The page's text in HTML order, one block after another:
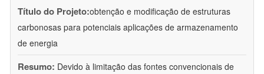
Título do Projeto:obtenção e modificação de estruturas
carbonosas para potenciais aplicações de armazenamento
de energia
Resumo: Devido à limitação das fontes convencionais de